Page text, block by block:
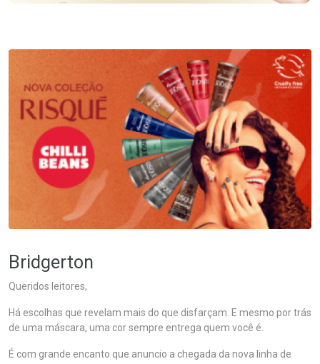
Bridgerton
Queridos leitores,
Há escolhas que revelam mais do que disfarçam. E mesmo por trás
de uma máscara, uma cor sempre entrega quem você é.
É com grande encanto que anuncio a chegada da nova linha de